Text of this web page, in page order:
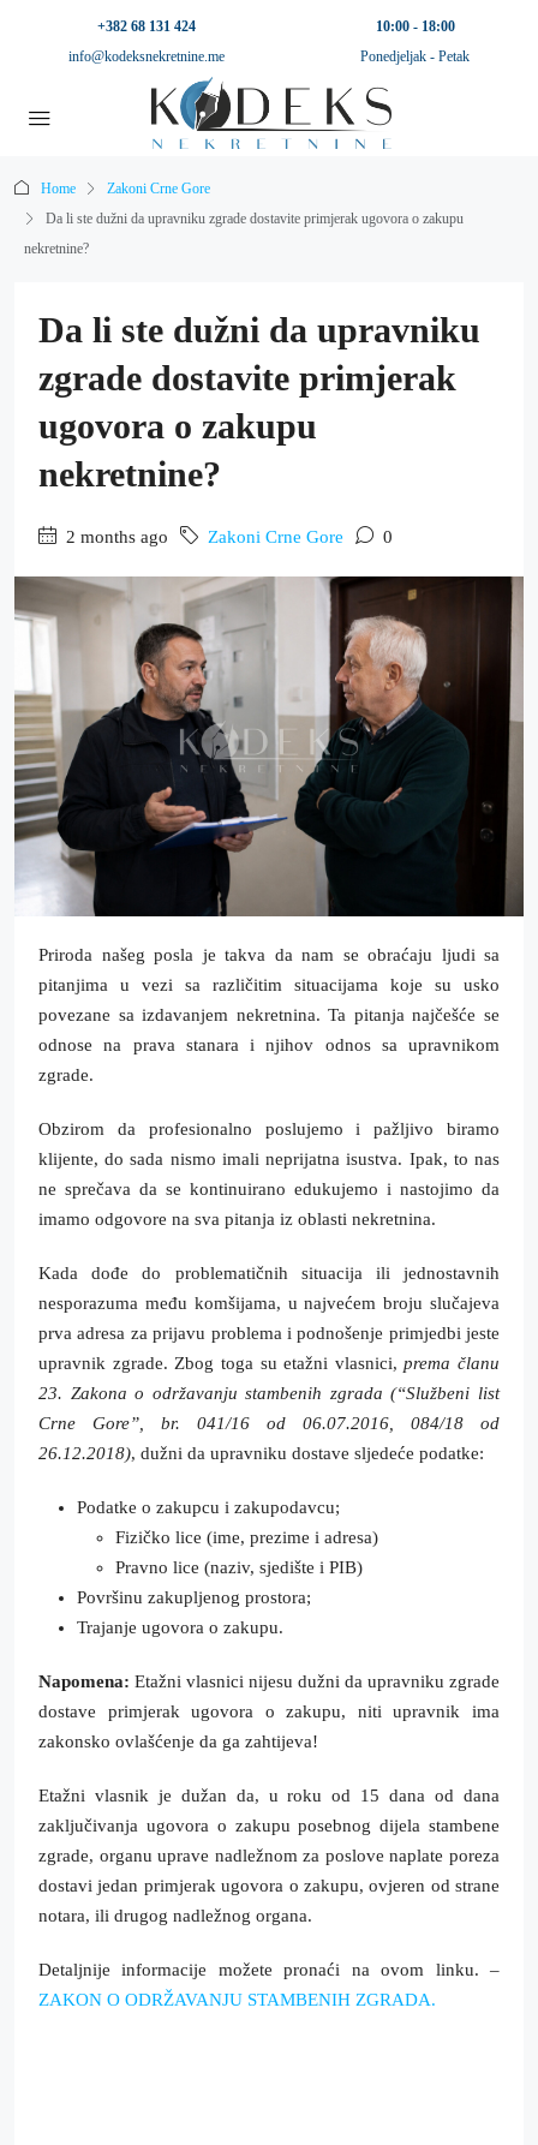
+382 68 131 424
info@kodeksnekretnine.me
10:00 - 18:00
Ponedjeljak - Petak
Home
Zakoni Crne Gore
Da li ste dužni da upravniku zgrade dostavite primjerak ugovora o zakupu
nekretnine?
Da li ste dužni da upravniku
zgrade dostavite primjerak
ugovora o zakupu
nekretnine?
2 months ago Zakoni Crne Gore 0
Priroda našeg posla je takva da nam se obraćaju ljudi sa
pitanjima u vezi sa različitim situacijama koje su usko
povezane sa izdavanjem nekretnina. Ta pitanja najčešće se
odnose na prava stanara i njihov odnos sa upravnikom
zgrade.
Obzirom da profesionalno poslujemo i pažljivo biramo
klijente, do sada nismo imali neprijatna isustva. Ipak, to nas
ne sprečava da se kontinuirano edukujemo i nastojimo da
imamo odgovore na sva pitanja iz oblasti nekretnina.
Kada dođe do problematičnih situacija ili jednostavnih
nesporazuma među komšijama, u najvećem broju slučajeva
prva adresa za prijavu problema i podnošenje primjedbi jeste
upravnik zgrade. Zbog toga su etažni vlasnici,prema članu
23. Zakona o održavanju stambenih zgrada (“Službeni list
Crne Gore”, br. 041/16 od 06.07.2016, 084/18 od
26.12.2018), dužni da upravniku dostave sljedeće podatke:
Podatke o zakupcu i zakupodavcu;
Fizičko lice (ime, prezime i adresa)
Pravno lice (naziv, sjedište i PIB)
Površinu zakupljenog prostora;
Trajanje ugovora o zakupu.
Napomena: Etažni vlasnici nijesu dužni da upravniku zgrade
dostave primjerak ugovora o zakupu, niti upravnik ima
zakonsko ovlašćenje da ga zahtijeva!
Etažni vlasnik je dužan da, u roku od 15 dana od dana
zaključivanja ugovora o zakupu posebnog dijela stambene
zgrade, organu uprave nadležnom za poslove naplate poreza
dostavi jedan primjerak ugovora o zakupu, ovjeren od strane
notara, ili drugog nadležnog organa.
Detaljnije informacije možete pronaći na ovom linku. –
ZAKON O ODRŽAVANJU STAMBENIH ZGRADA.